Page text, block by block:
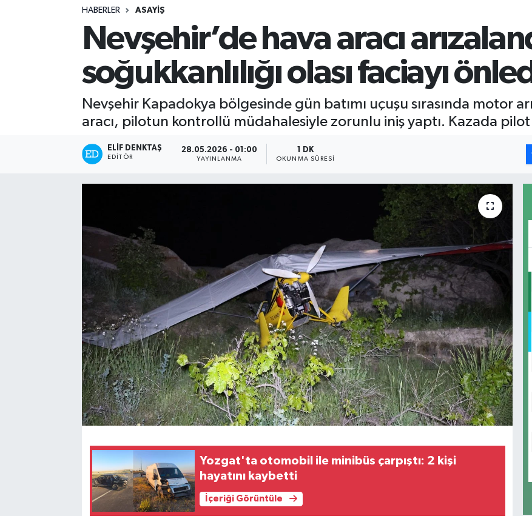
HABERLER ASAYIŞ
Nevşehir’de hava aracı
soğukkanlılığı olası faciayı
Nevşehir Kapadokya bölgesinde gün batımı uçuşu sırasında motor
aracı, pilotun kontrollü müdahalesiyle zorunlu iniş yaptı. Kazada
ELIF DENKTAŞ
EDITÖR
28.05.2026 - 01:00
YAYINLANMA
1 DK
OKUNMA SÜRESI
Yozgat'ta otomobil ile minibüs çarpıştı: 2 kişi
hayatını kaybetti
İçeriği Görüntüle
Kültür - Sanat
Lider Haber TV Canlı Yayın izle